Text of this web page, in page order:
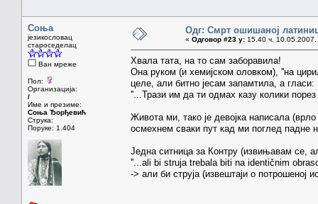
Соња
језикословац
староседелац
Ван мреже
Пол:
Организација:
/
Име и презиме:
Соња Ђорђевић
Струка:
Поруке: 1.404
Одг: Смрт ошишаној
« Одговор #23 у: 15.40 ч. 10.05.2007.
Хвала тата, на то сам заборавила!
Oна руком (и хемијском оловком), ''на
целе, али битно јесам запамтила, а гласи:
''...Трази им да ти одмах казу колики
Живота ми, тако је девојка написала
осмехнем сваки пут кад ми поглед падне
Једна ситница за Контру (извињавам се,
''...ali bi struja trebala biti na identičnim
-> али би струја (извештаји о потрошеној